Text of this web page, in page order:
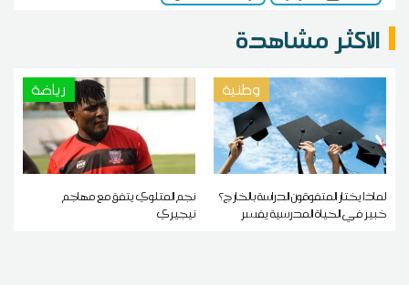
الاكثر مشاهدة
وطنية
لماذا يختار المتفوقون الدراسة بالخارج؟
خبير في الحياة المدرسية يفسر
رياضة
نجم المتلوي يتفق مع مهاجم
نيجيري